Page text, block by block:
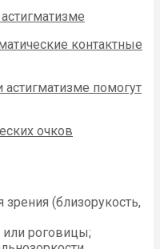
(близорукость,
или роговицы;